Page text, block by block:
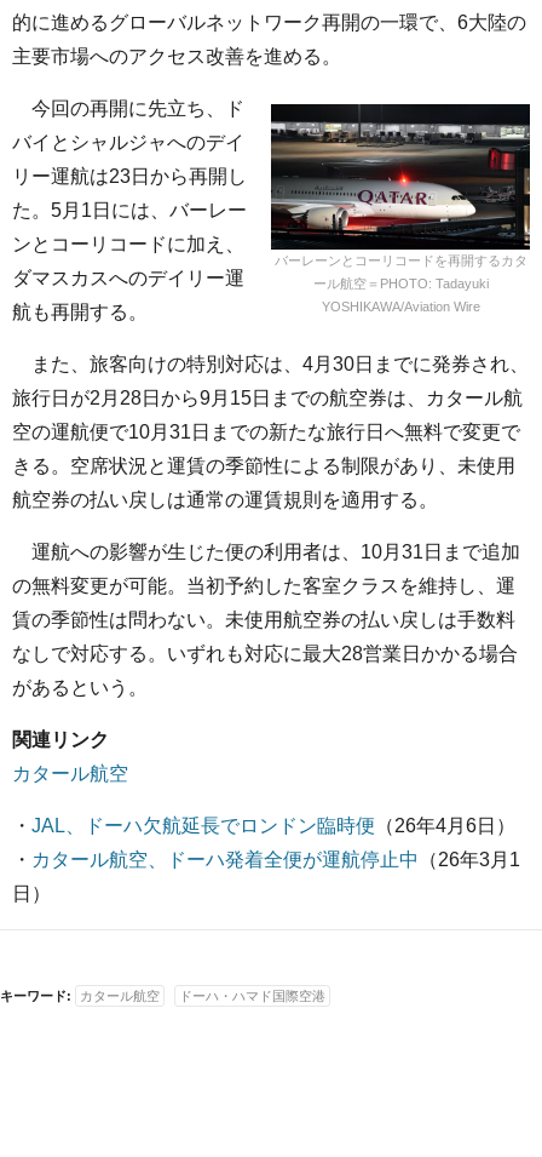
的に進めるグローバルネットワーク再開の一環で、6大陸の
主要市場へのアクセス改善を進める。
バーレーンとコーリコードを再開するカタ
ール航空＝PHOTO: Tadayuki
YOSHIKAWA/Aviation Wire
今回の再開に先立ち、ド
バイとシャルジャへのデイ
リー運航は23日から再開し
た。5月1日には、バーレー
ンとコーリコードに加え、
ダマスカスへのデイリー運
航も再開する。
また、旅客向けの特別対応は、4月30日までに発券され、
旅行日が2月28日から9月15日までの航空券は、カタール航
空の運航便で10月31日までの新たな旅行日へ無料で変更で
きる。空席状況と運賃の季節性による制限があり、未使用
航空券の払い戻しは通常の運賃規則を適用する。
運航への影響が生じた便の利用者は、10月31日まで追加
の無料変更が可能。当初予約した客室クラスを維持し、運
賃の季節性は問わない。未使用航空券の払い戻しは手数料
なしで対応する。いずれも対応に最大28営業日かかる場合
があるという。
関連リンク
カタール航空
・ JAL、ドーハ欠航延長でロンドン臨時便 （26年4月6日）
・ カタール航空、ドーハ発着全便が運航停止中
（26年3月1
日）
キーワード: カタール航空 ドーハ・ハマド国際空港